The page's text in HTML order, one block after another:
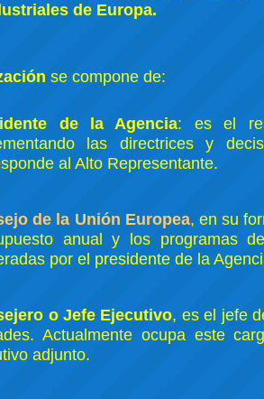
de Europa.
se compone de:
de la Agencia: es el
las directrices y
al Alto Representante.
de la Unión Europea, en su
anual y los programas
por el presidente de la
o Jefe Ejecutivo, es el jefe
Actualmente ocupa este
adjunto.